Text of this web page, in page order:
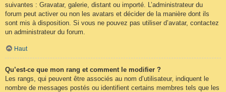
suivantes : Gravatar, galerie, distant ou importé. L’administrateur du
forum peut activer ou non les avatars et décider de la manière dont ils
sont mis à disposition. Si vous ne pouvez pas utiliser d’avatar, contactez
un administrateur du forum.
Haut
Qu’est-ce que mon rang et comment le modifier ?
Les rangs, qui peuvent être associés au nom d’utilisateur, indiquent le
nombre de messages postés ou identifient certains membres tels que les